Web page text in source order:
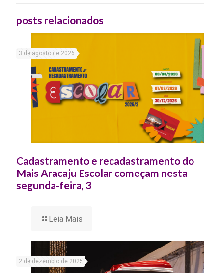
posts relacionados
3 de agosto de 2026
Cadastramento e recadastramento do
Mais Aracaju Escolar começam nesta
segunda-feira, 3
Leia Mais
2 de dezembro de 2025